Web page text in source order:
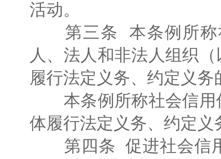
活动。
第三条 本条例所称
人、法人和非法人组织
履行法定义务、约定义务
本条例所称社会信用
体履行法定义务、约定
第四条 促进社会信用